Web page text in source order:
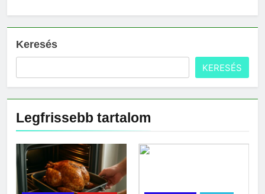
Keresés
KERESÉS
Legfrissebb tartalom